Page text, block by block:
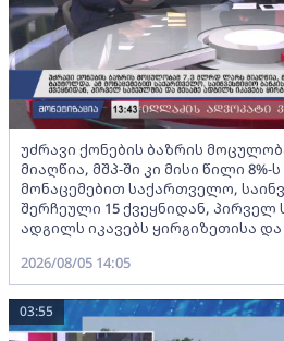
უძრავი ქონების ბაზრის
მიაღწია, მშპ-ში კი მისი წილი
მონაცემებით საქართველო,
შერჩეული 15 ქვეყნიდან, პირველ
ადგილს იკავებს ყირგიზეთისა
2026/08/05 14:05
03:55